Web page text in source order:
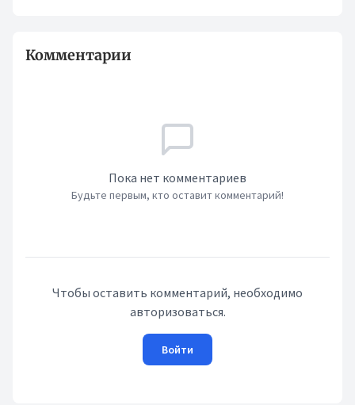
Комментарии
Пока нет комментариев
Будьте первым, кто оставит комментарий!
Чтобы оставить комментарий, необходимо
авторизоваться.
Войти